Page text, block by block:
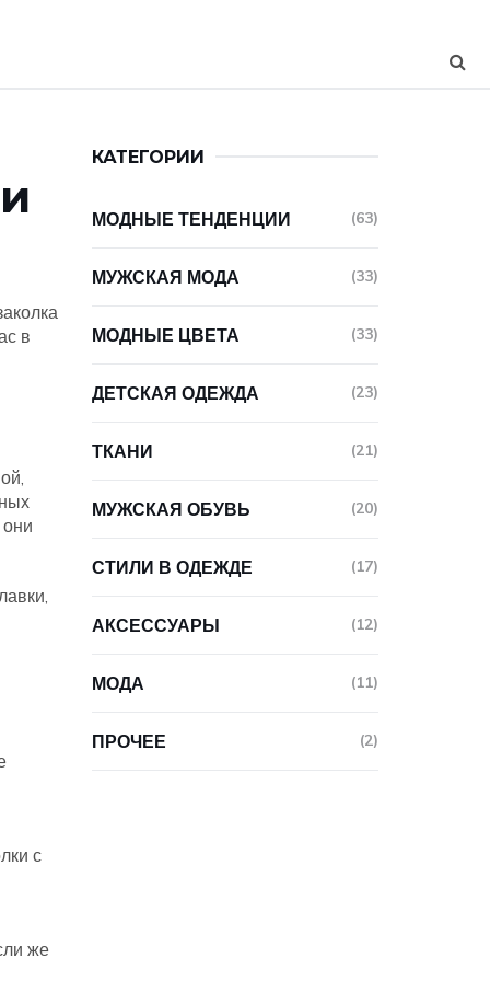
в
с
же
КАТЕГОРИИ
МОДНЫЕ ТЕНДЕНЦИИ (63)
МУЖСКАЯ МОДА (33)
МОДНЫЕ ЦВЕТА (33)
ДЕТСКАЯ ОДЕЖДА (23)
ТКАНИ (21)
МУЖСКАЯ ОБУВЬ (20)
СТИЛИ В ОДЕЖДЕ (17)
АКСЕССУАРЫ (12)
МОДА (11)
ПРОЧЕЕ (2)